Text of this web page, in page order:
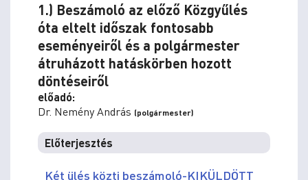
1.) Beszámoló az előző Közgyűlés
óta eltelt időszak fontosabb
eseményeiről és a polgármester
átruházott hatáskörben hozott
döntéseiről
előadó:
Dr. Nemény András (polgármester)
Előterjesztés
Két ülés közti beszámoló-KIKÜLDÖTT